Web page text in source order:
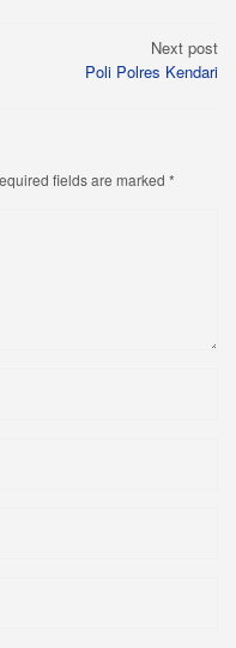
Next post
Poli Polres Kendari
fields are marked *